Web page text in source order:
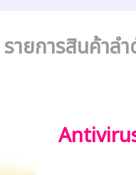
รายการสินค้าล